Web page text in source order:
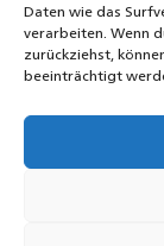
Daten wie das
verarbeiten. Wenn
zurückziehst,
beeinträchtigt